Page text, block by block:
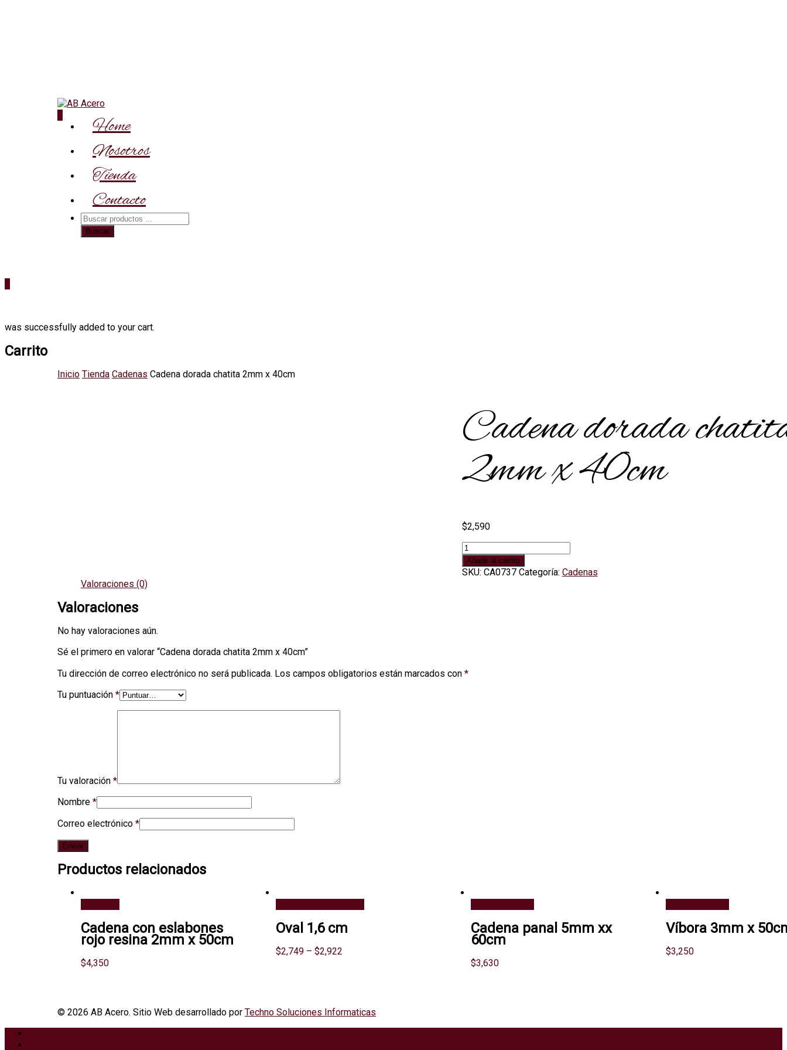
Home
Nosotros
Tienda
Contacto
Búsqueda
de
productos
Buscar
was successfully added to your cart.
Carrito
Inicio Tienda Cadenas Cadena dorada chatita 2mm x 40cm
Cadena dorada
2mm x 40cm
$2,590
Cadena
dorada
chatita
Añadir al carrito
SKU: CA0737 Categoría: Cadenas
Valoraciones (0)
Valoraciones
No hay valoraciones aún.
Sé el primero en valorar “Cadena dorada chatita 2mm x 40cm”
Tu dirección de correo electrónico no será publicada. Los campos obligatorios están marcados con *
Tu puntuación *
Tu valoración *
Nombre *
Correo electrónico *
Productos relacionados
Cadena con eslabones
rojo resina 2mm x 50cm
$4,350
Oval 1,6 cm
$2,749– $2,922
Cadena panal 5mm xx
60cm
$3,630
Víbora 3mm x
$3,250
© 2026 AB Acero. Sitio Web desarrollado por Techno Soluciones Informaticas